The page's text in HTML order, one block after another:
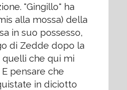
"Gingillo" ha
alla mossa) della
in suo possesso,
di Zedde dopo la
quelli che qui mi
pensare che
in diciotto